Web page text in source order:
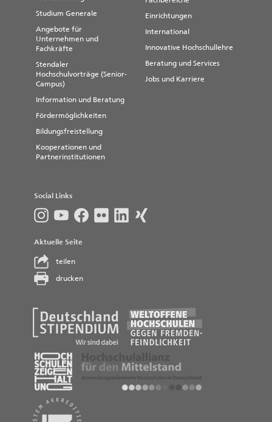
Studium Generale
Angebote für
Unternehmen und
Fachkräfte
Stendaler
Hochschulvorträge (Senior-
Campus)
Information und Beratung
Fördermöglichkeiten
Bildungsfreistellung
Kooperationen und
Partnerinstitutionen
Einrichtungen
International
Innovative Hochschullehre
Beratung und Services
Jobs und Karriere
Social Links
Aktuelle Seite
teilen
drucken